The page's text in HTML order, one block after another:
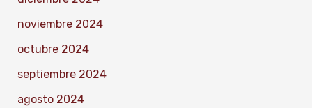
noviembre 2024
octubre 2024
septiembre 2024
agosto 2024